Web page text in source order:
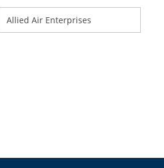
Allied Air Enterprises